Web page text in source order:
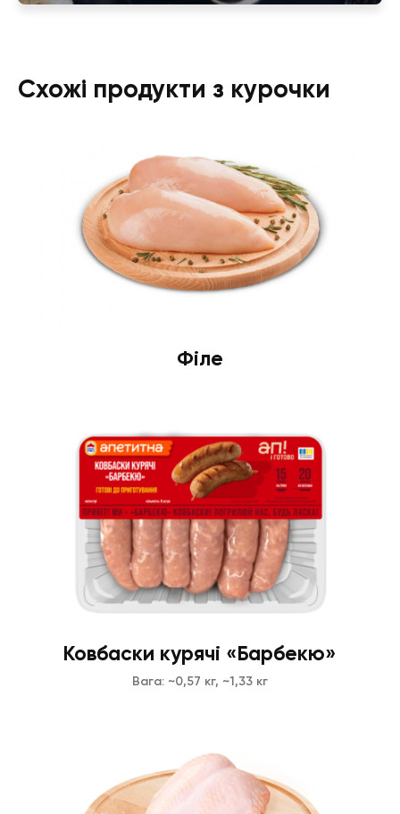
Схожі продукти з курочки
Філе
Ковбаски курячі «Барбекю»
Вага: ~0,57 кг, ~1,33 кг